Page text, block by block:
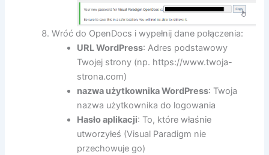
Wróć do OpenDocs i wypełnij dane połączenia:
URL WordPress: Adres podstawowy
Twojej strony (np. https://www.twoja-
strona.com)
nazwa użytkownika WordPress: Twoja
nazwa użytkownika do logowania
Hasło aplikacji: To, które właśnie
utworzyłeś (Visual Paradigm nie
przechowuje go)